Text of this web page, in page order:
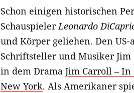
Schon einigen historischen
SchauspielerLeonardo
und Körper geliehen. Den
Schriftsteller und Musiker
in dem Drama Jim Carroll –
New York. Als Amerikaner